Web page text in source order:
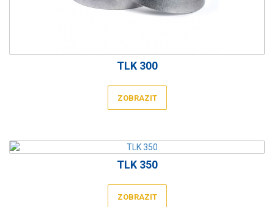
TLK 300
ZOBRAZIT
TLK 350
ZOBRAZIT